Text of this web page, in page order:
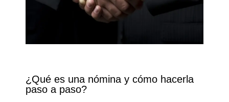
¿Qué es una nómina y cómo hacerla
paso a paso?